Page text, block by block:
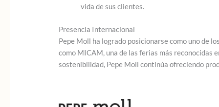
vida de sus clientes.
Presencia Internacional
Pepe Moll ha logrado posicionarse como uno de
como MICAM, una de las ferias más reconocidas
sostenibilidad, Pepe Moll continúa ofreciendo